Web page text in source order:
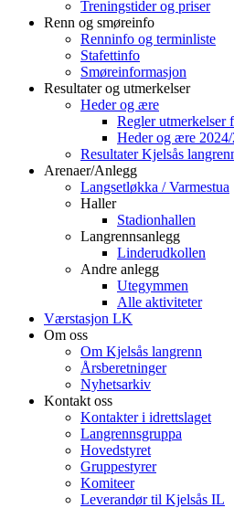
Treningstider og priser
Renn og smøreinfo
Renninfo og terminliste
Stafettinfo
Smøreinformasjon
Resultater og utmerkelser
Heder og ære
Regler utmerkelser
Heder og ære
Resultater Kjelsås
Arenaer/Anlegg
Langsetløkka / Varmestua
Haller
Stadionhallen
Langrennsanlegg
Linderudkollen
Andre anlegg
Utegymmen
Alle aktiviteter
Værstasjon LK
Om oss
Om Kjelsås langrenn
Årsberetninger
Nyhetsarkiv
Kontakt oss
Kontakter i idrettslaget
Langrennsgruppa
Hovedstyret
Gruppestyrer
Komiteer
Leverandør til Kjelsås IL